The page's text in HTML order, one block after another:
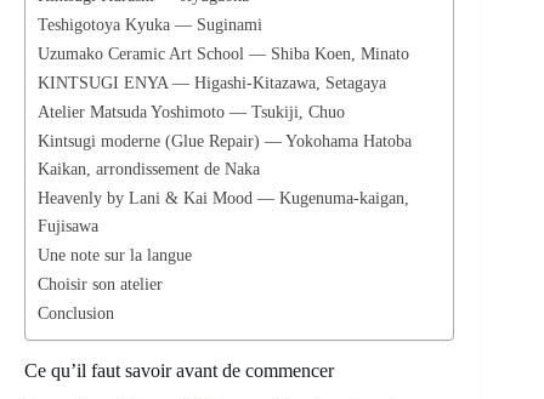
Teshigotoya Kyuka — Suginami
Uzumako Ceramic Art School — Shiba Koen, Minato
KINTSUGI ENYA — Higashi-Kitazawa, Setagaya
Atelier Matsuda Yoshimoto — Tsukiji, Chuo
Kintsugi moderne (Glue Repair) — Yokohama Hatoba
Kaikan, arrondissement de Naka
Heavenly by Lani & Kai Mood — Kugenuma-kaigan,
Fujisawa
Une note sur la langue
Choisir son atelier
Conclusion
Ce qu’il faut savoir avant de commencer